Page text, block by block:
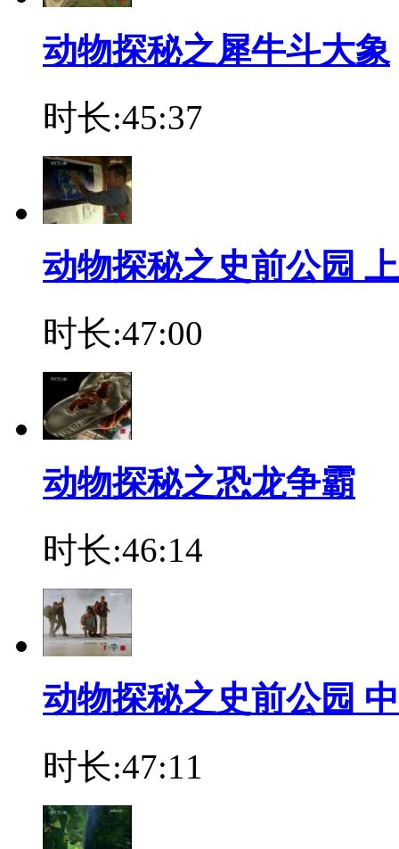
动物探秘之犀牛斗大象
时长:45:37
动物探秘之史前公园 上
时长:47:00
动物探秘之恐龙争霸
时长:46:14
动物探秘之史前公园 中
时长:47:11